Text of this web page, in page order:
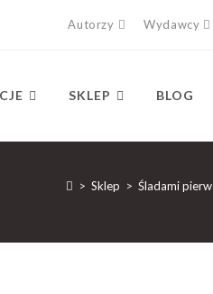
Autorzy Wydawcy
SKLEP BLOG
> Sklep > Śladami